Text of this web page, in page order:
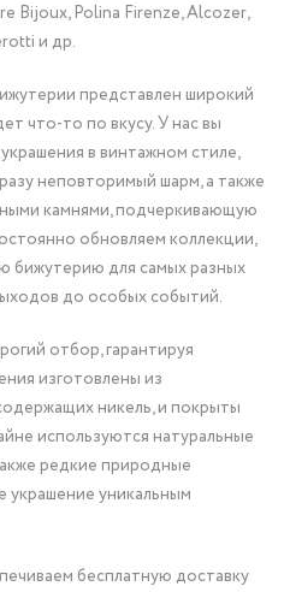
Bijoux, Polina Firenze, Alcozer,
и др.
представлен широкий
что-то по вкусу. У нас вы
в винтажном стиле,
неповторимый шарм, а также
камнями, подчеркивающую
обновляем коллекции,
бижутерию для самых разных
до особых событий.
отбор, гарантируя
изготовлены из
никель, и покрыты
используются натуральные
редкие природные
украшение уникальным
бесплатную доставку